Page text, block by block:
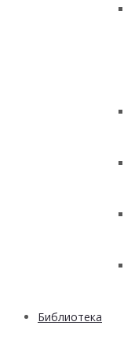
Библиотека